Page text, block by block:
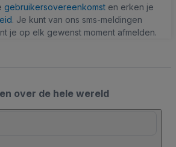
gebruikersovereenkomst en erken je
. Je kunt van ons sms-meldingen
je op elk gewenst moment afmelden.
over de hele wereld